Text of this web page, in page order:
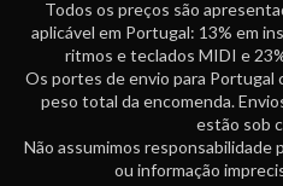
Todos os preços são
aplicável em Portugal: 13% em
ritmos e teclados MIDI e
Os portes de envio para Portugal
peso total da encomenda.
estão sob
Não assumimos
ou informação